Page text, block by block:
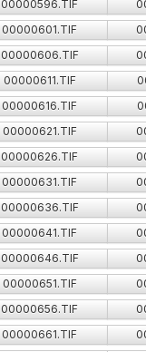
00000596.TIF
00000601.TIF
00000606.TIF
00000611.TIF
00000616.TIF
00000621.TIF
00000626.TIF
00000631.TIF
00000636.TIF
00000641.TIF
00000646.TIF
00000651.TIF
00000656.TIF
00000661.TIF